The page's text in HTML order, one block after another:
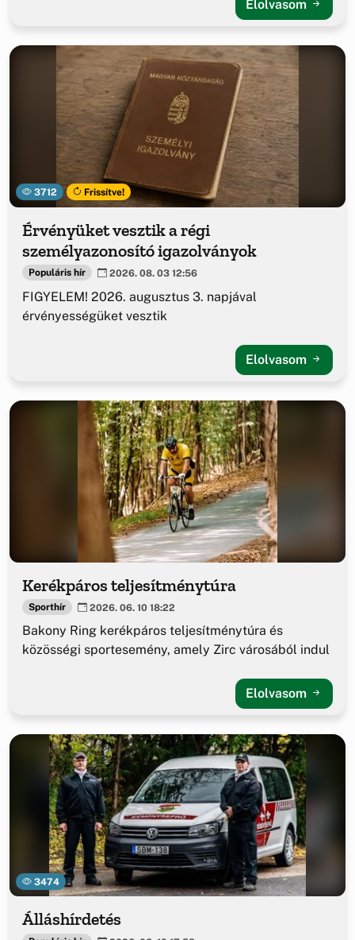
Elolvasom
3712 Frissítve!
Érvényüket vesztik a régi
személyazonosító igazolványok
Populáris hír 2026. 08. 03 12:56
FIGYELEM! 2026. augusztus 3. napjával
érvényességüket vesztik
Elolvasom
Kerékpáros teljesítménytúra
Sporthír 2026. 06. 10 18:22
Bakony Ring kerékpáros teljesítménytúra és
közösségi sportesemény, amely Zirc városából indul
Elolvasom
3474
Álláshírdetés